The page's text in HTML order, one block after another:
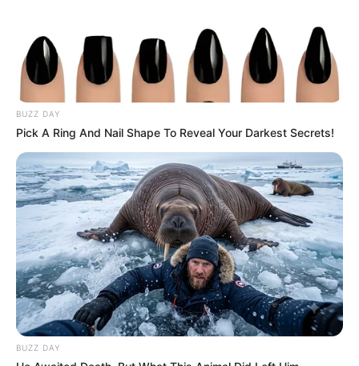
BUZZ DAY
Pick A Ring And Nail Shape To Reveal Your Darkest Secrets!
BUZZ DAY